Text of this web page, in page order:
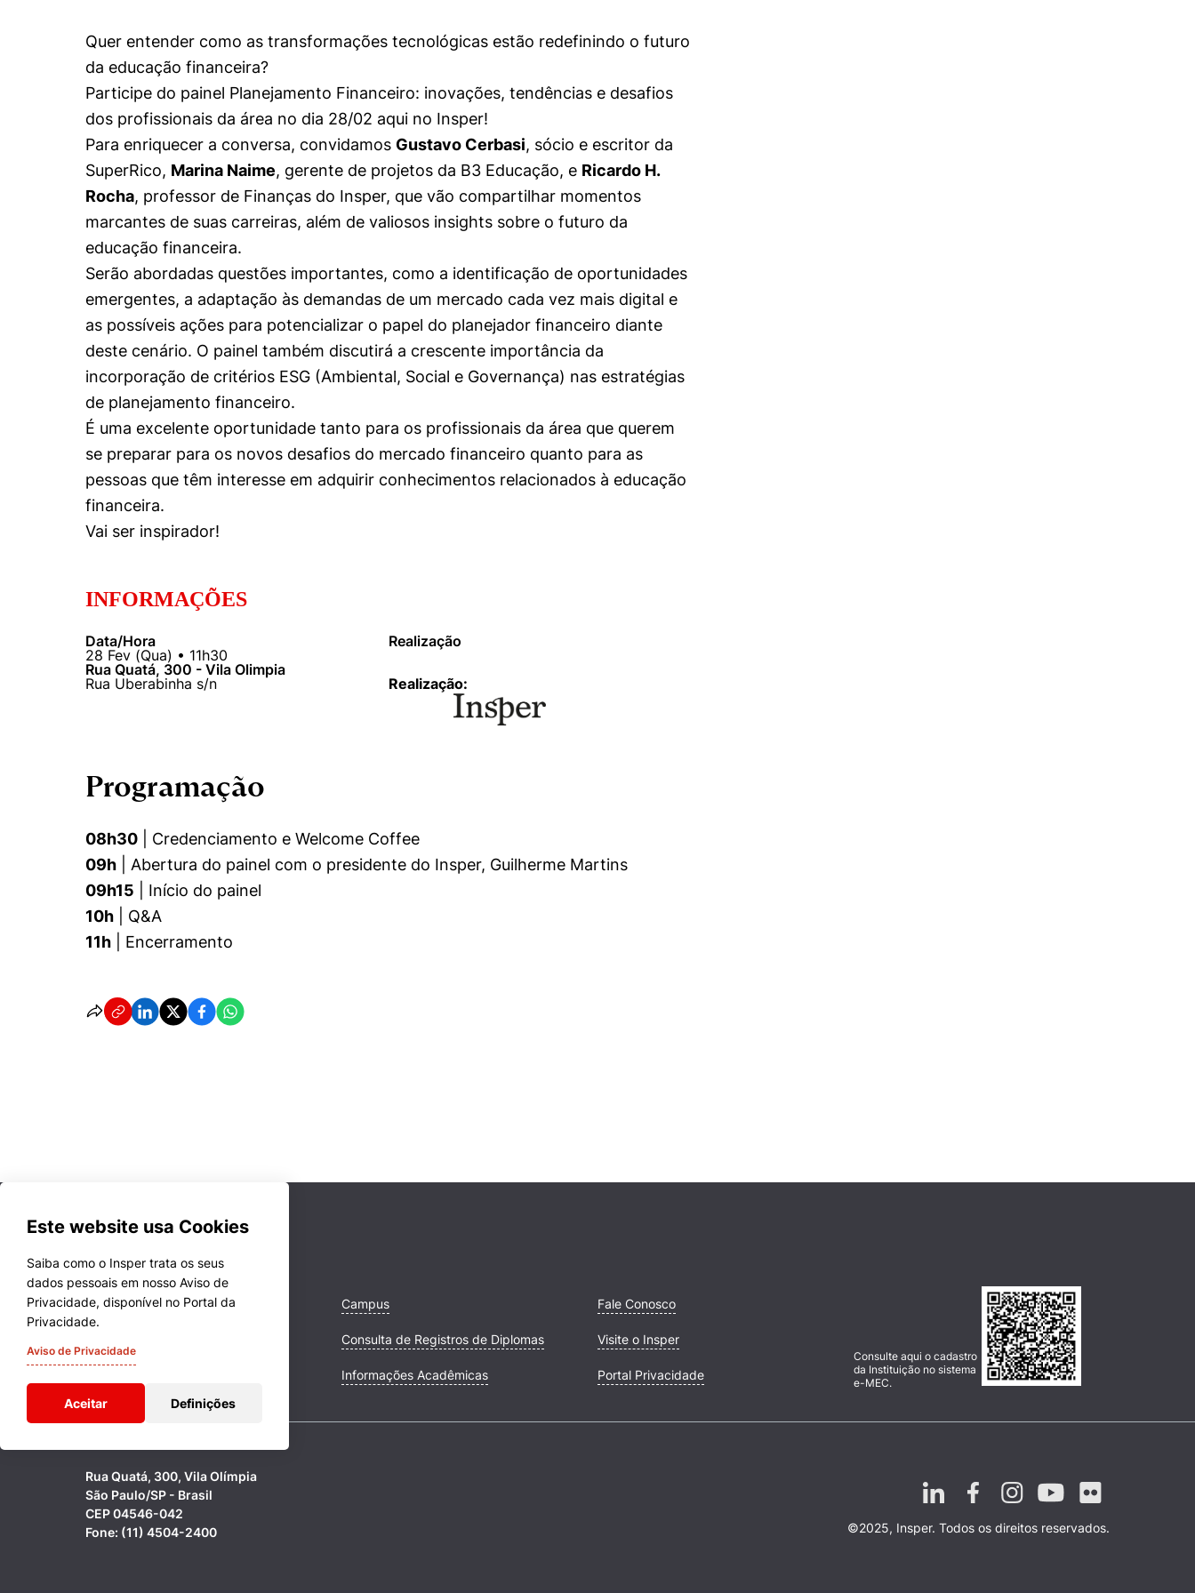
Empreendedorismo
Women in Action
Trabalhe conosco
Sala de Imprensa
Repositório Institucional
Pesquisa na Graduação
Seminários Acadêmicos
Pesquisa
Instagram
Linkedin
Quer entender como as transformações tecnológicas estão redefinindo o futuro
da educação financeira?
Participe do painel Planejamento Financeiro: inovações, tendências e desafios
dos profissionais da área no dia 28/02 aqui no Insper!
Para enriquecer a conversa, convidamos Gustavo Cerbasi, sócio e escritor da
SuperRico, Marina Naime, gerente de projetos da B3 Educação, e Ricardo H.
Rocha, professor de Finanças do Insper, que vão compartilhar momentos
marcantes de suas carreiras, além de valiosos insights sobre o futuro da
educação financeira.
Serão abordadas questões importantes, como a identificação de oportunidades
emergentes, a adaptação às demandas de um mercado cada vez mais digital e
as possíveis ações para potencializar o papel do planejador financeiro diante
deste cenário. O painel também discutirá a crescente importância da
incorporação de critérios ESG (Ambiental, Social e Governança) nas estratégias
de planejamento financeiro.
É uma excelente oportunidade tanto para os profissionais da área que querem
se preparar para os novos desafios do mercado financeiro quanto para as
pessoas que têm interesse em adquirir conhecimentos relacionados à educação
financeira.
Vai ser inspirador!
INFORMAÇÕES
Data/Hora
28 Fev (Qua) • 11h30
Rua Quatá, 300 - Vila Olimpia
Rua Uberabinha s/n
Realização
Realização:
Programação
08h30 | Credenciamento e Welcome Coffee
09h | Abertura do painel com o presidente do Insper, Guilherme Martins
09h15 | Início do painel
10h | Q&A
11h | Encerramento
Este website usa Cookies
Saiba como o Insper trata os seus
dados pessoais em nosso Aviso de
Privacidade, disponível no Portal da
Privacidade.
Aviso de Privacidade
Aceitar Definições
Cookies de preferências de usuário
Cursos Campus
Consulta de Registros de Diplomas
Informações Acadêmicas
Fale Conosco
Visite o Insper
Portal Privacidade
Consulte aqui o cadastro
da Instituição no sistema
e-MEC.
Rua Quatá, 300, Vila Olímpia
São Paulo/SP - Brasil
CEP 04546-042
Fone: (11) 4504-2400
©2025, Insper. Todos os direitos reservados.